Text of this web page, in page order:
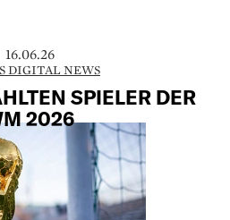
16.06.26
DIGITAL NEWS
SPIELER DER
2026